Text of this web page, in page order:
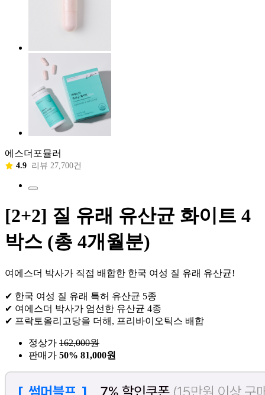
에스더포뮬러
4.9 리뷰 27,700건
[2+2] 질 유래 유산균 화이트 4
박스 (총 4개월분)
여에스더 박사가 직접 배합한 한국 여성 질 유래 유산균!
✔ 한국 여성 질 유래 특허 유산균 5종
✔ 여에스더 박사가 엄선한 유산균 4종
✔ 프락토올리고당을 더해, 프리바이오틱스 배합
정상가 162,000원
판매가 50% 81,000원